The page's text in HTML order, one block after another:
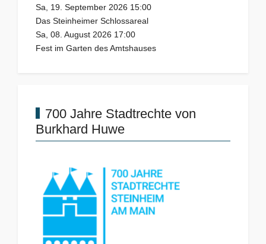
Sa, 19. September 2026 15:00
Das Steinheimer Schlossareal
Sa, 08. August 2026 17:00
Fest im Garten des Amtshauses
700 Jahre Stadtrechte von
Burkhard Huwe